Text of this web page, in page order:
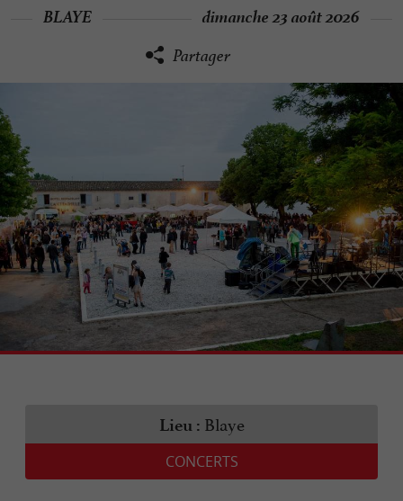
BLAYE dimanche 23 août 2026
Partager
Lieu : Blaye
CONCERTS